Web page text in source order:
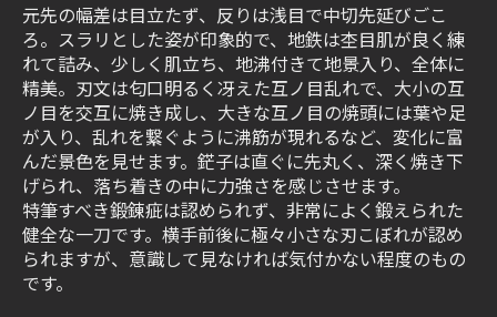
元先の幅差は目立たず、反りは浅目で中切先延びごこ
ろ。スラリとした姿が印象的で、地鉄は杢目肌が良く練
れて詰み、少しく肌立ち、地沸付きて地景入り、全体に
精美。刃文は匂口明るく冴えた互ノ目乱れで、大小の互
ノ目を交互に焼き成し、大きな互ノ目の焼頭には葉や足
が入り、乱れを繋ぐように沸筋が現れるなど、変化に富
んだ景色を見せます。鋩子は直ぐに先丸く、深く焼き下
げられ、落ち着きの中に力強さを感じさせます。
特筆すべき鍛錬疵は認められず、非常によく鍛えられた
健全な一刀です。横手前後に極々小さな刃こぼれが認め
られますが、意識して見なければ気付かない程度のもの
です。